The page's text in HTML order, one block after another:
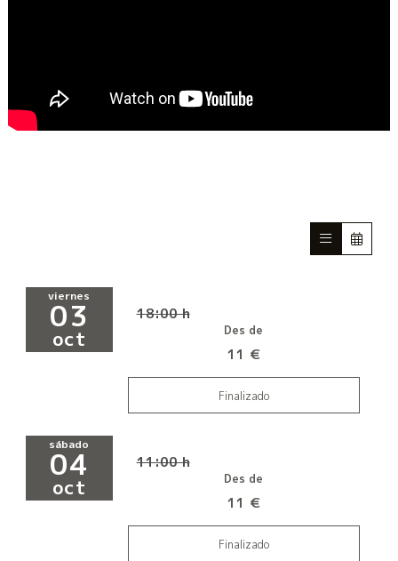
viernes
03
oct
18:00 h
Des de
11 €
Finalizado
sábado
04
oct
11:00 h
Des de
11 €
Finalizado